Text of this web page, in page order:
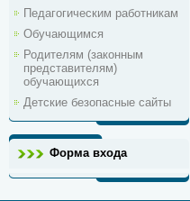
Педагогическим работникам
Обучающимся
Родителям (законным
представителям)
обучающихся
Детские безопасные сайты
Форма входа